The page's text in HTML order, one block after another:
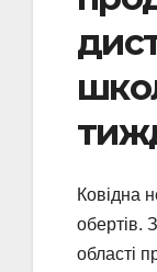
Ковідна
обертів.
області